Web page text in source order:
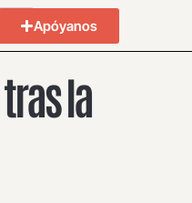
Apóyanos
la